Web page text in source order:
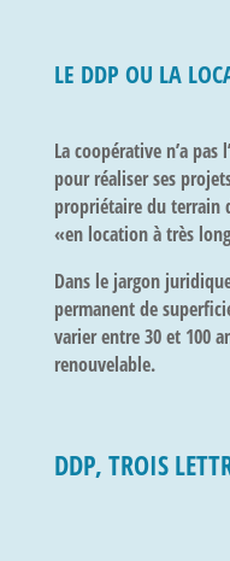
LE DDP OU LA
La coopérative n’a
pour réaliser ses
propriétaire du terrain
«enlocation à très
Dans le jargon
permanent de
varierentre 30 et 100
renouvelable.
DDP, TROIS